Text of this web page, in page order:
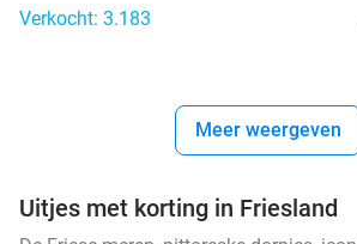
Verkocht: 3.183
Meer weergeven
Uitjes met korting in Friesland